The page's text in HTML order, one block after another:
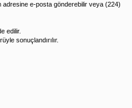
adresine e-posta gönderebilir veya (224)
edilir.
sonuçlandırılır.